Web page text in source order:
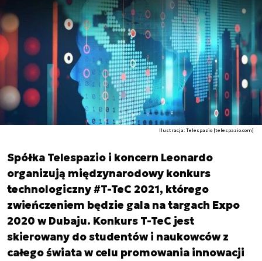
Ilustracja: Telespazio [telespazio.com]
Spółka Telespazio i koncern Leonardo
organizują międzynarodowy konkurs
technologiczny #T-TeC 2021, którego
zwieńczeniem będzie gala na targach Expo
2020 w Dubaju. Konkurs T-TeC jest
skierowany do studentów i naukowców z
całego świata w celu promowania innowacji